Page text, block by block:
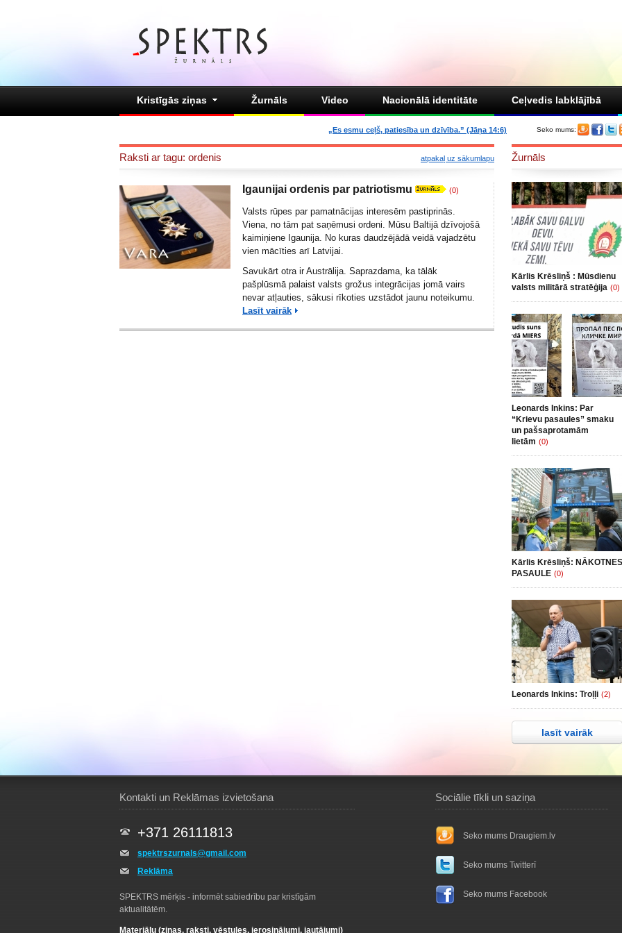
Kristīgās ziņas Žurnāls Video Nacionālā identitāte Ceļvedis labklājībā
Seko mums:
„Es esmu ceļš, patiesība un dzīvība.” (Jāņa 14:6)
Raksti ar tagu: ordenis atpakaļ uz sākumlapu
Igaunijai ordenis par patriotismu (0)
Valsts rūpes par pamatnācijas interesēm pastiprinās.
Viena, no tām pat saņēmusi ordeni. Mūsu Baltijā dzīvojošā
kaimiņiene Igaunija. No kuras daudzējādā veidā vajadzētu
vien mācīties arī Latvijai.
Savukārt otra ir Austrālija. Saprazdama, ka tālāk
pašplūsmā palaist valsts grožus integrācijas jomā vairs
nevar atļauties, sākusi rīkoties uzstādot jaunu noteikumu.
Lasīt vairāk
Žurnāls
Kārlis Krēsliņš : Mūsdienu
valsts militārā stratēģija (0)
Leonards Inkins: Par
“Krievu pasaules” smaku
un pašsaprotamām
lietām (0)
Kārlis Krēsliņš: NĀKOTNES
PASAULE (0)
Leonards Inkins: Troļļi (2)
lasīt vairāk
Kontakti un Reklāmas izvietošana
+371 26111813
spektrszurnals@gmail.com
Reklāma
SPEKTRS mērķis - informēt sabiedrību par kristīgām
aktualitātēm.
Materiālu (ziņas, raksti, vēstules, ierosinājumi, jautājumi)
Sociālie tīkli un saziņa
Seko mums Draugiem.lv
Seko mums Twitterī
Seko mums Facebook